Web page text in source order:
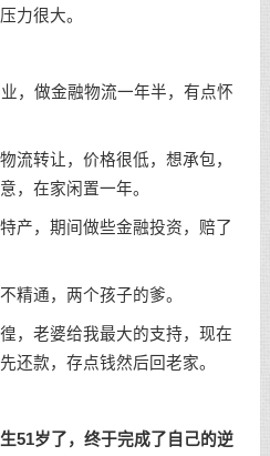
很大。
做金融物流一年半，有点怀
转让，价格很低，想承包，
，在家闲置一年。
，期间做些金融投资，赔了
通，两个孩子的爹。
老婆给我最大的支持，现在
还款，存点钱然后回老家。
51岁了，终于完成了自己的逆